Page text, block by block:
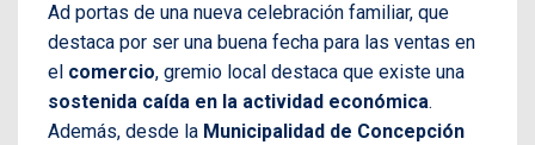
Ad portas de una nueva celebración familiar, que
destaca por ser una buena fecha para las ventas en
el comercio, gremio local destaca que existe una
sostenida caída en la actividad económica.
Además, desde la Municipalidad de Concepción